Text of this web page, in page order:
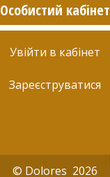
Особистий кабінет
Увійти в кабінет
Зареєструватися
© Dolores 2026